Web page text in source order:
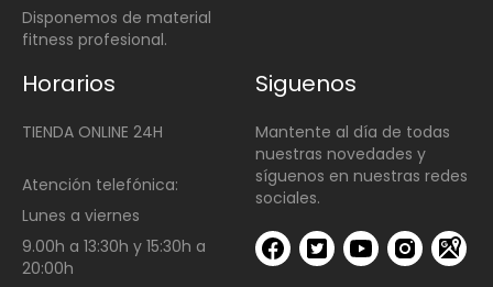
Disponemos de material
fitness profesional.
Horarios
TIENDA ONLINE 24H
Atención telefónica:
Lunes a viernes
9.00h a 13:30h y 15:30h a
20:00h
Siguenos
Mantente al día de todas
nuestras novedades y
síguenos en nuestras redes
sociales.